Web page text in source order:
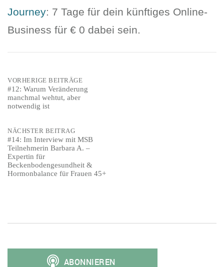
Journey: 7 Tage für dein künftiges Online-
Business für € 0 dabei sein.
Post
navigation
VORHERIGE BEITRÄGE
#12: Warum Veränderung
manchmal wehtut, aber
notwendig ist
NÄCHSTER BEITRAG
#14: Im Interview mit MSB
Teilnehmerin Barbara A. –
Expertin für
Beckenbodengesundheit &
Hormonbalance für Frauen 45+